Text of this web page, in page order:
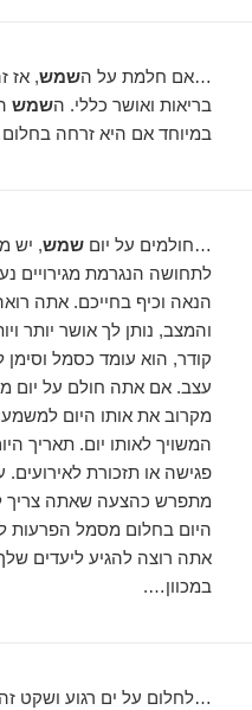
…אם חלמת על השמש, אז
בריאות ואושר כללי. השמש
במיוחד אם היא זרחה
…חולמים על יוםשמש, יש
לתחושה הנגרמת מגירויים
הנאה וכיף בחייכם. אתה
והמצב, נותן לך אושר יותר
קודר, הוא עומד כסמל וסימן
עצב. אם אתה חולם על יום
מקרוב את אותו היום
המשויך לאותו יום. תאריך
פגישה או תזכורת
מתפרש כהצעה שאתה צריך
היום בחלום מסמל הפרעות
אתה רוצה להגיע ליעדים
במכוון….
…לחלום על ים רגוע ושקט